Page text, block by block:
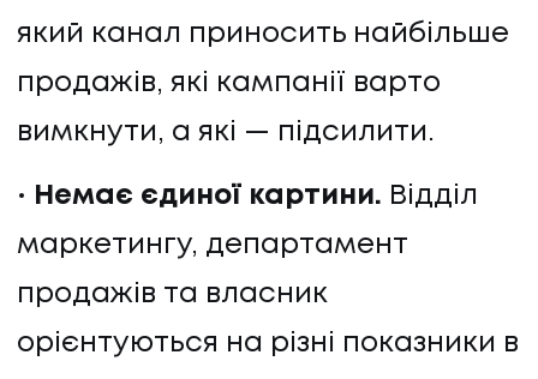
який канал приносить найбільше
продажів, які кампанії варто
вимкнути, а які — підсилити.
Немає єдиної картини. Відділ
маркетингу, департамент
продажів та власник
орієнтуються на різні показники в